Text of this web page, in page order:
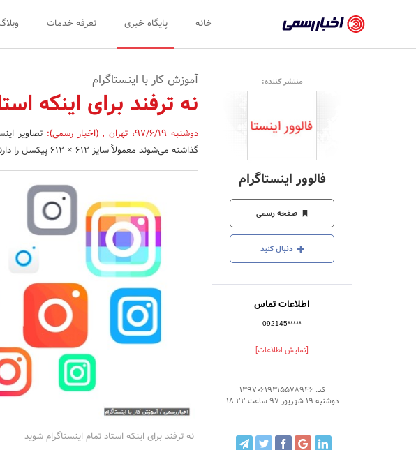
رسمی
-
اخبار
تایید
شرکت‌ها،
سازمان‌ها
و
روابط
عمومی‌ها
خانه پایگاه خبری تعرفه خدمات
منتشر کننده:
فالوور اینستاگرام
صفحه رسمی
دنبال کنید
اطلاعات تماس
092145*****
[نمایش اطلاعات]
کد: 13970619315578946
دوشنبه 19 شهریور 97 ساعت 18:22
آموزش کار با اینستاگرام
نه ترفند برای اینکه
دوشنبه 97/6/19 ، تهران ,(اخبار رسمی):تصاویر
گذاشته می‌شوند معمولاً سایز ۶۱۲ × ۶۱۲ پیکسل را دارند. در ادامه 9 ترفند برای کار با اینستاگرام ارائه می‌شود.
نه ترفند برای اینکه استاد تمام اینستاگرام شوید